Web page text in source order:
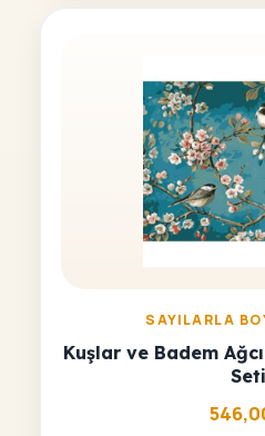
SAYILARLA
Kuşlar ve Badem
Seti